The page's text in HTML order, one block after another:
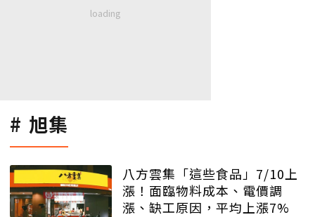
旭集
八方雲集「這些食品」7/10上
漲！面臨物料成本、電價調
漲、缺工原因，平均上漲7%